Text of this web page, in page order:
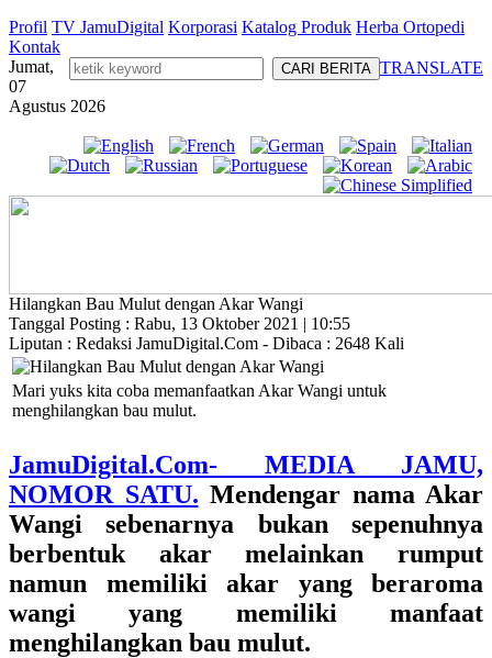
Profil TV JamuDigital Korporasi Katalog Produk Herba Ortopedi
Kontak
TRANSLATE
Jumat,
07
Agustus 2026
Hilangkan Bau Mulut dengan Akar Wangi
Tanggal Posting : Rabu, 13 Oktober 2021 | 10:55
Liputan : Redaksi JamuDigital.Com - Dibaca : 2648 Kali
Mari yuks kita coba memanfaatkan Akar Wangi untuk
menghilangkan bau mulut.
JamuDigital.Com- MEDIA JAMU,
NOMOR SATU. Mendengar nama Akar
Wangi sebenarnya bukan sepenuhnya
berbentuk akar melainkan rumput
namun memiliki akar yang beraroma
wangi yang memiliki manfaat
menghilangkan bau mulut.